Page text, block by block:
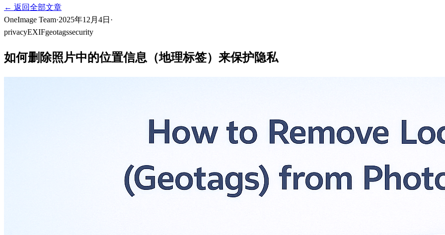
← 返回全部文章
OneImage Team·2025年12月4日 ·
privacyEXIFgeotagssecurity
如何删除照片中的位置信息（地理标签）来保护隐私